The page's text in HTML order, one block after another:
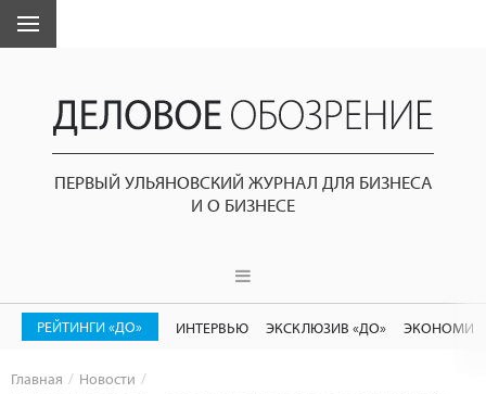
ПЕРВЫЙ УЛЬЯНОВСКИЙ ЖУРНАЛ ДЛЯ БИЗНЕСА
И О БИЗНЕСЕ
РЕЙТИНГИ «ДО» ИНТЕРВЬЮ ЭКСКЛЮЗИВ «ДО»
Главная
Новости